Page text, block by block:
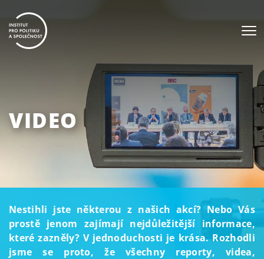
VIDEO
Nestihli jste některou z našich akcí? Nebo Vás
prostě jenom zajímají nejdůležitější informace,
které zazněly? V jednoduchosti je krása. Rozhodli
jsme se proto, že všechny reporty, videa,